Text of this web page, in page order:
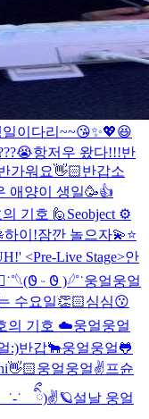
이다리~~😘✨💖😆
항저우 왔다!!!반
가워요👋🏻반갑소
애양이 생일🥳👍
기호 🙋 Seobject ⚙️
하이!잠깐 놀으자💫⭐️
<Pre-Live Stage>안
ᵕ 𐐃 )𓆪˚˙웅얼웅얼
수요일👏🏻심심😗
의 기호 ☁️웅얼웅얼
:)반갑🐂웅얼웅얼🐸
웅얼웅얼✌️프슌
˙-˙ ིྀ)✌🪐설날 웅얼